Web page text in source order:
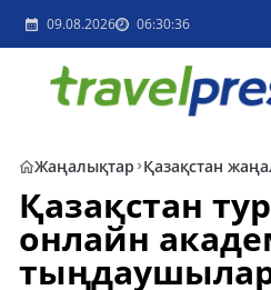
09.08.2026 06:30:36
Жаңалықтар Қазақстан
Қазақстан
онлайн